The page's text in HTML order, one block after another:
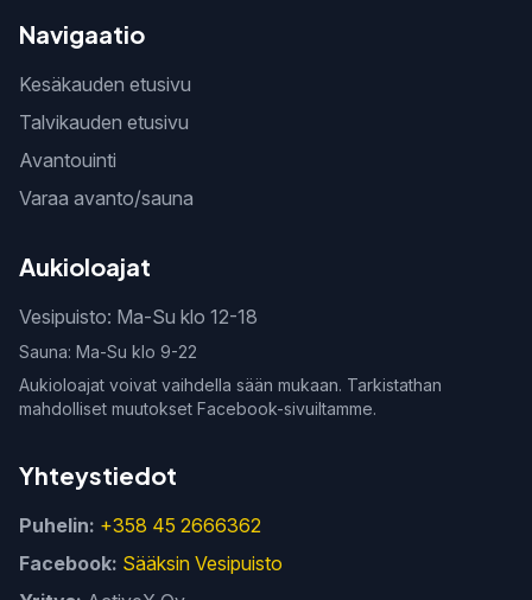
Navigaatio
Kesäkauden etusivu
Talvikauden etusivu
Avantouinti
Varaa avanto/sauna
Aukioloajat
Vesipuisto: Ma-Su klo 12-18
Sauna: Ma-Su klo 9-22
Aukioloajat voivat vaihdella sään mukaan. Tarkistathan
mahdolliset muutokset Facebook-sivuiltamme.
Yhteystiedot
Puhelin: +358 45 2666362
Facebook: Sääksin Vesipuisto